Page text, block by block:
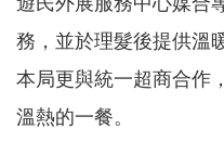
福
利
服
務
務，並於理髮後提供溫
本局更與統一超商合作
溫熱的一餐。